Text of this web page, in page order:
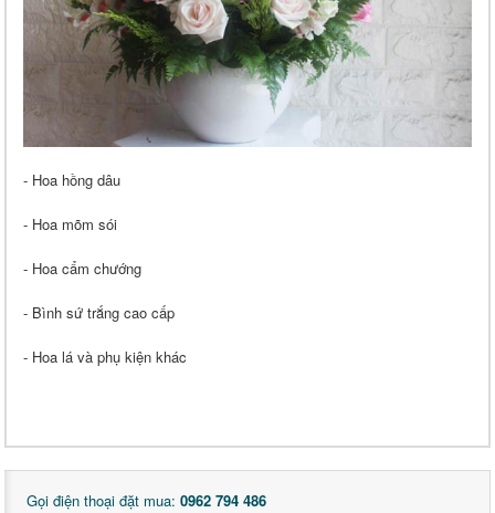
- Hoa hồng dâu
- Hoa mõm sói
- Hoa cẩm chướng
- Bình sứ trắng cao cấp
- Hoa lá và phụ kiện khác
Gọi điện thoại đặt mua: 0962 794 486